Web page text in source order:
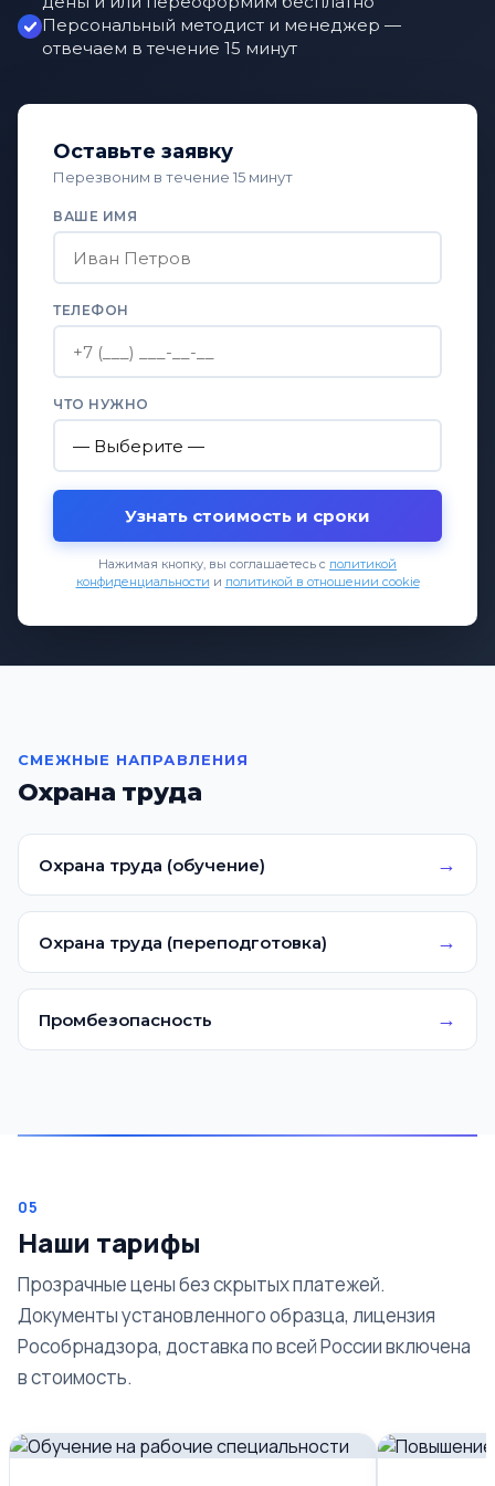
Персональный методист и менеджер —
отвечаем в течение 15 минут
Оставьте заявку
Перезвоним в течение 15 минут
ВАШЕ ИМЯ
ТЕЛЕФОН
ЧТО НУЖНО
Узнать стоимость и сроки
Нажимая кнопку, вы соглашаетесь с политикой
конфиденциальности и политикой в отношении cookie
СМЕЖНЫЕ НАПРАВЛЕНИЯ
Охрана труда
Охрана труда (обучение) →
Охрана труда (переподготовка) →
Промбезопасность →
05
Наши тарифы
Прозрачные цены без скрытых платежей.
Документы установленного образца, лицензия
Рособрнадзора, доставка по всей России включена
в стоимость.